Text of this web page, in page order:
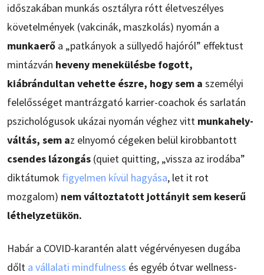
időszakában munkás osztályra rótt életveszélyes
követelmények (vakcinák, maszkolás) nyomán a
munkaerő a „patkányok a süllyedő hajóról” effektust
mintázván heveny menekülésbe fogott,
kiábrándultan vehette észre, hogy sem a személyi
felelősséget mantrázgató karrier-coachok és sarlatán
pszichológusok ukázai nyomán véghez vitt munkahely-
váltás, sem az elnyomó cégeken belül kirobbantott
csendes lázongás (quiet quitting, „vissza az irodába”
diktátumok figyelmen kívül hagyása, let it rot
mozgalom) nem változtatott jottányit sem keserű
léthelyzetükön.
Habár a COVID-karantén alatt végérvényesen dugába
dőlt a vállalati mindfulness és egyéb ótvar wellness-